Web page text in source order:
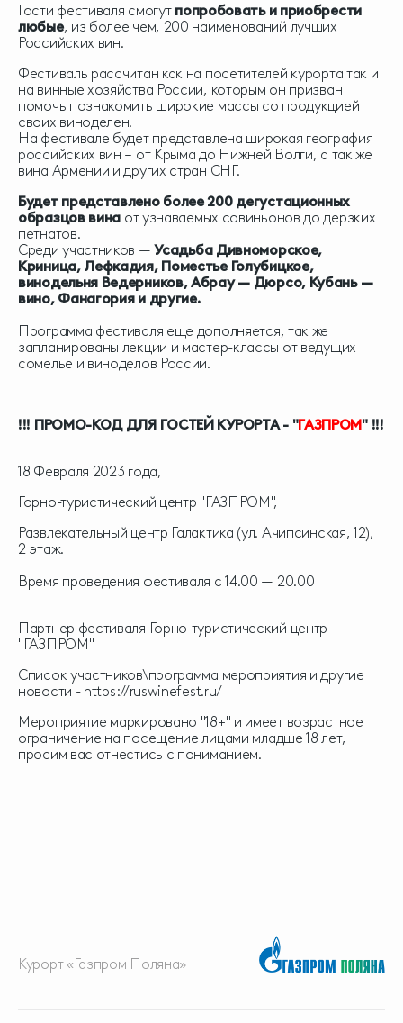
Гости фестиваля смогут попробовать и приобрести
любые, из более чем, 200 наименований лучших
Российских вин.
Фестиваль рассчитан как на посетителей курорта так и
на винные хозяйства России, которым он призван
помочь познакомить широкие массы со продукцией
своих виноделен.
На фестивале будет представлена широкая география
российских вин – от Крыма до Нижней Волги, а так же
вина Армении и других стран СНГ.
Будет представлено более 200 дегустационных
образцов вина от узнаваемых совиньонов до дерзких
петнатов.
Среди участников —Усадьба Дивноморское,
Криница, Лефкадия, Поместье Голубицкое,
винодельня Ведерников, Абрау — Дюрсо, Кубань —
вино, Фанагория и другие.
Программа фестиваля еще дополняется, так же
запланированы лекции и мастер-классы от ведущих
сомелье и виноделов России.
!!! ПРОМО-КОД ДЛЯ ГОСТЕЙ КУРОРТА - "ГАЗПРОМ" !!!
18 Февраля 2023 года,
Горно-туристический центр "ГАЗПРОМ",
Развлекательный центр Галактика (ул. Ачипсинская, 12),
2 этаж.
Время проведения фестиваля с 14.00 — 20.00
Партнер фестиваля Горно-туристический центр
"ГАЗПРОМ"
Список участников\программа мероприятия и другие
новости - https://ruswinefest.ru/
Мероприятие маркировано "18+" и имеет возрастное
ограничение на посещение лицами младше 18 лет,
просим вас отнестись с пониманием.
Курорт «Газпром Поляна»